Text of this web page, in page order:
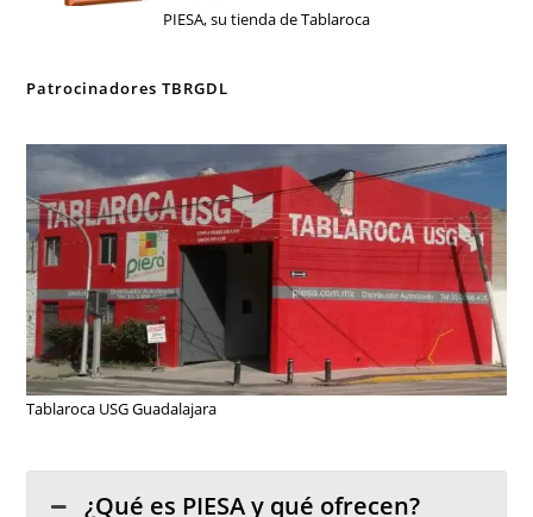
PIESA, su tienda de Tablaroca
Patrocinadores TBRGDL
Tablaroca USG Guadalajara
¿Qué es PIESA y qué ofrecen?